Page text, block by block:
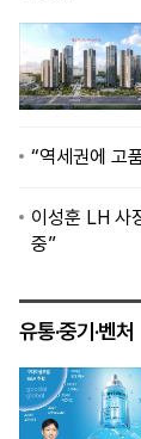
“역세권에 고
이성훈 LH 사
중”
유통·중기·벤처